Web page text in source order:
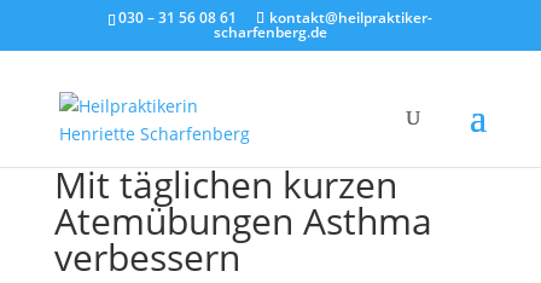
030 – 31 56 08 61 kontakt@heilpraktiker-
scharfenberg.de
Mit täglichen kurzen
Atemübungen Asthma
verbessern